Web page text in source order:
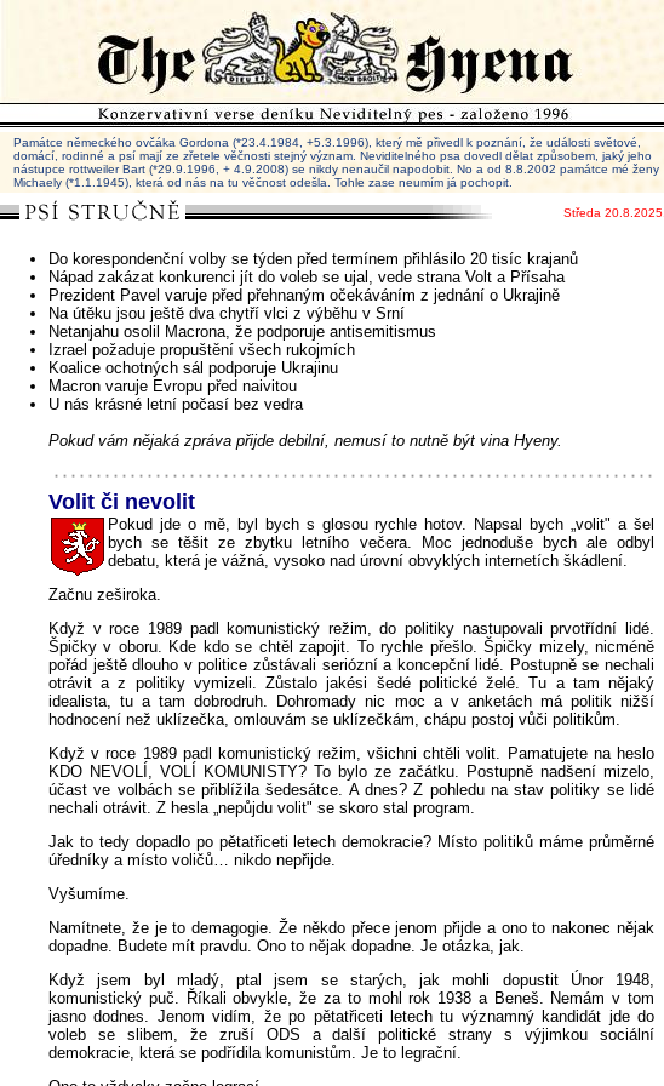
Památce německého ovčáka Gordona (*23.4.1984, +5.3.1996), který mě přivedl k poznání, že události světové,
domácí, rodinné a psí mají ze zřetele věčnosti stejný význam. Neviditelného psa dovedl dělat způsobem, jaký jeho
nástupce rottweiler Bart (*29.9.1996, + 4.9.2008) se nikdy nenaučil napodobit. No a od 8.8.2002 památce mé ženy
Michaely (*1.1.1945), která od nás na tu věčnost odešla. Tohle zase neumím já pochopit.
Středa 20.8.2025.
Do korespondenční volby se týden před termínem přihlásilo 20 tisíc krajanů
Nápad zakázat konkurenci jít do voleb se ujal, vede strana Volt a Přísaha
Prezident Pavel varuje před přehnaným očekáváním z jednání o Ukrajině
Na útěku jsou ještě dva chytří vlci z výběhu v Srní
Netanjahu osolil Macrona, že podporuje antisemitismus
Izrael požaduje propuštění všech rukojmích
Koalice ochotných sál podporuje Ukrajinu
Macron varuje Evropu před naivitou
U nás krásné letní počasí bez vedra
Pokud vám nějaká zpráva přijde debilní, nemusí to nutně být vina Hyeny.
Volit či nevolit
Pokud jde o mě, byl bych s glosou rychle hotov. Napsal bych „volit" a šel
bych se těšit ze zbytku letního večera. Moc jednoduše bych ale odbyl
debatu, která je vážná, vysoko nad úrovní obvyklých internetích škádlení.
Začnu zeširoka.
Když v roce 1989 padl komunistický režim, do politiky nastupovali prvotřídní lidé.
Špičky v oboru. Kde kdo se chtěl zapojit. To rychle přešlo. Špičky mizely, nicméně
pořád ještě dlouho v politice zůstávali seriózní a koncepční lidé. Postupně se nechali
otrávit a z politiky vymizeli. Zůstalo jakési šedé politické želé. Tu a tam nějaký
idealista, tu a tam dobrodruh. Dohromady nic moc a v anketách má politik nižší
hodnocení než uklízečka, omlouvám se uklízečkám, chápu postoj vůči politikům.
Když v roce 1989 padl komunistický režim, všichni chtěli volit. Pamatujete na heslo
KDO NEVOLÍ, VOLÍ KOMUNISTY? To bylo ze začátku. Postupně nadšení mizelo,
účast ve volbách se přiblížila šedesátce. A dnes? Z pohledu na stav politiky se lidé
nechali otrávit. Z hesla „nepůjdu volit" se skoro stal program.
Jak to tedy dopadlo po pětatřiceti letech demokracie? Místo politiků máme průměrné
úředníky a místo voličů… nikdo nepřijde.
Vyšumíme.
Namítnete, že je to demagogie. Že někdo přece jenom přijde a ono to nakonec nějak
dopadne. Budete mít pravdu. Ono to nějak dopadne. Je otázka, jak.
Když jsem byl mladý, ptal jsem se starých, jak mohli dopustit Únor 1948,
komunistický puč. Říkali obvykle, že za to mohl rok 1938 a Beneš. Nemám v tom
jasno dodnes. Jenom vidím, že po pětatřiceti letech tu významný kandidát jde do
voleb se slibem, že zruší ODS a další politické strany s výjimkou sociální
demokracie, která se podřídila komunistům. Je to legrační.